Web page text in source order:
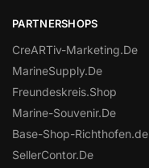
PARTNERSHOPS
CreARTiv-Marketing.De
MarineSupply.De
Freundeskreis.Shop
Marine-Souvenir.De
Base-Shop-Richthofen.de
SellerContor.De